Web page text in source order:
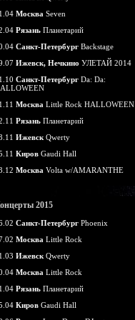
Москва Seven
Рязань Планетарий
Санкт-Петербург Backstage
Ижевск, Нечкино УЛЕТАЙ 2014
Санкт-Петербург Da: Da:
Москва Little Rock HALLOWEEN
Рязань Планетарий
Ижевск Qwerty
Киров Gaudi Hall
Москва Volta w/AMARANTHE
2015
Санкт-Петербург Phoenix
Москва Little Rock
Ижевск Qwerty
Москва Little Rock
Рязань Планетарий
Киров Gaudi Hall